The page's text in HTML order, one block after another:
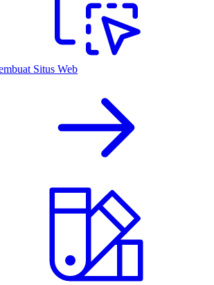
Situs Web